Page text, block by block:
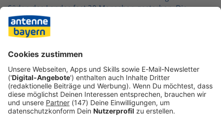
Süden des Landes fast 30 Menschen gestorben. Die
schlimmste Schiffskatastrophe in Friedenszeiten ereignete
sich in den philippinischen Gewässern 1987, als eine
Fähre mit einem Tanker kollidierte. Mehr als 4.000
Menschen kamen damals ums Leben.